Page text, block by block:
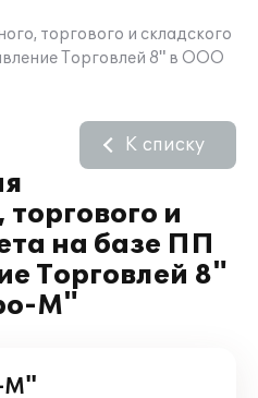
торгового и складского
Торговлей 8" в ООО
и
на базе ПП
Торговлей 8"
М"
К списку
М"